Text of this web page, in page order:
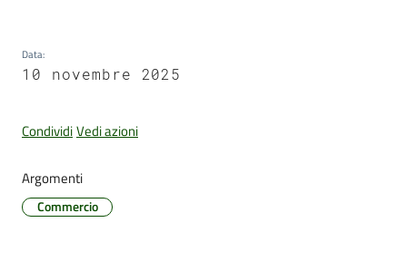
Seguici
Data:
10 novembre 2025
CondividiVedi azioni
Argomenti
Commercio